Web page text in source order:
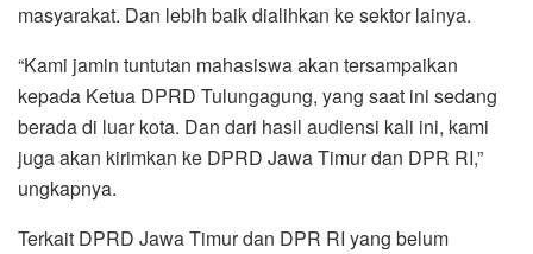
masyarakat. Dan lebih baik dialihkan ke sektor lainya.
“Kami jamin tuntutan mahasiswa akan tersampaikan
kepada Ketua DPRD Tulungagung, yang saat ini sedang
berada di luar kota. Dan dari hasil audiensi kali ini, kami
juga akan kirimkan ke DPRD Jawa Timur dan DPR RI,”
ungkapnya.
Terkait DPRD Jawa Timur dan DPR RI yang belum